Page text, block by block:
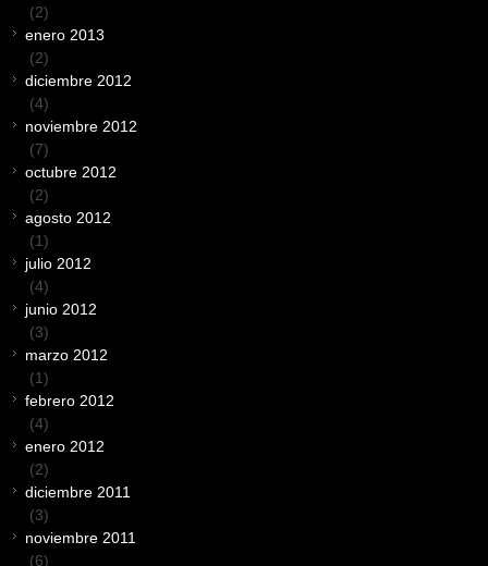
(2)
enero 2013
(2)
diciembre 2012
(4)
noviembre 2012
(7)
octubre 2012
(2)
agosto 2012
(1)
julio 2012
(4)
junio 2012
(3)
marzo 2012
(1)
febrero 2012
(4)
enero 2012
(2)
diciembre 2011
(3)
noviembre 2011
(6)